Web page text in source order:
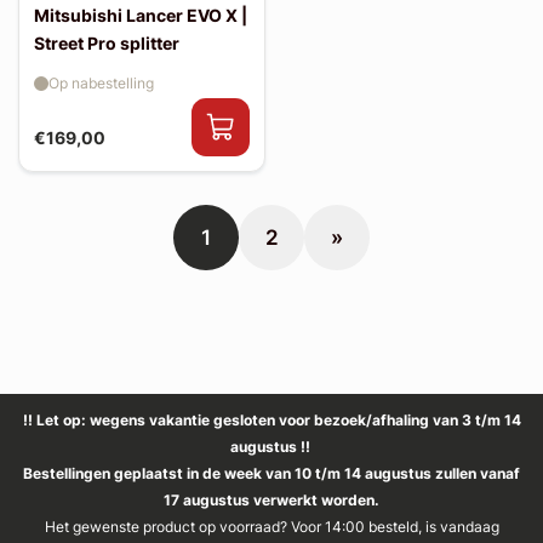
Mitsubishi Lancer EVO X |
Street Pro splitter
€169,00
Op nabestelling
1 2 »
!! Let op: wegens vakantie gesloten voor bezoek/afhaling van 3 t/m 14
augustus !!
Bestellingen geplaatst in de week van 10 t/m 14 augustus zullen vanaf
17 augustus verwerkt worden.
Het gewenste product op voorraad? Voor 14:00 besteld, is vandaag